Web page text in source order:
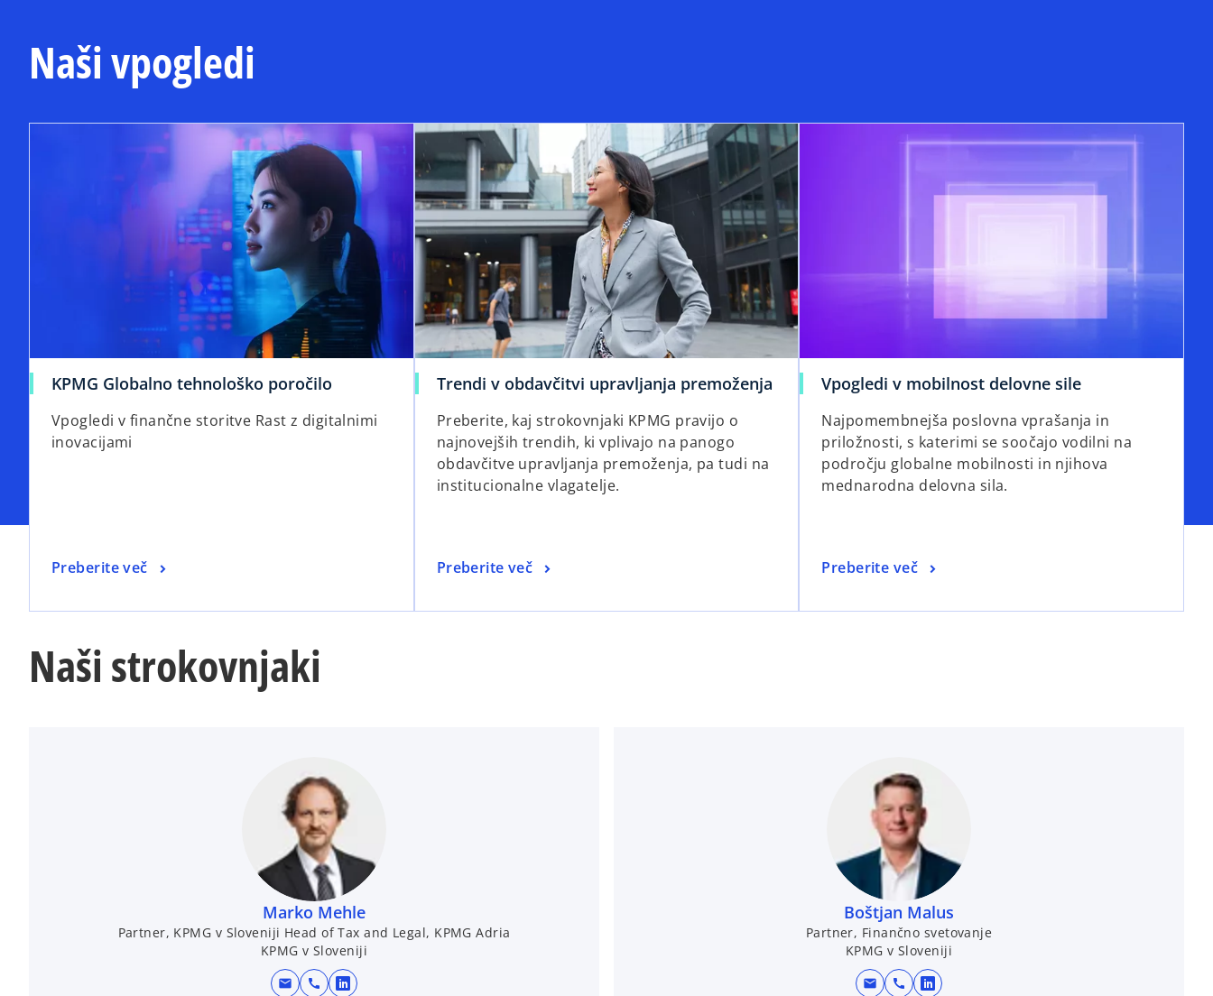
Naši vpogledi
KPMG Globalno tehnološko poročilo
Vpogledi v finančne storitve Rast z digitalnimi
inovacijami
Preberite več
Trendi v obdavčitvi upravljanja premoženja
Preberite, kaj strokovnjaki KPMG pravijo o
najnovejših trendih, ki vplivajo na panogo
obdavčitve upravljanja premoženja, pa tudi na
institucionalne vlagatelje.
Preberite več
Vpogledi v mobilnost delovne sile
Najpomembnejša poslovna vprašanja in
priložnosti, s katerimi se soočajo vodilni na
področju globalne mobilnosti in njihova
mednarodna delovna sila.
Preberite več
Naši strokovnjaki
Marko Mehle
Partner, KPMG v Sloveniji Head of Tax and Legal, KPMG Adria
KPMG v Sloveniji
mail call
Boštjan Malus
Partner, Finančno svetovanje
KPMG v Sloveniji
mail call